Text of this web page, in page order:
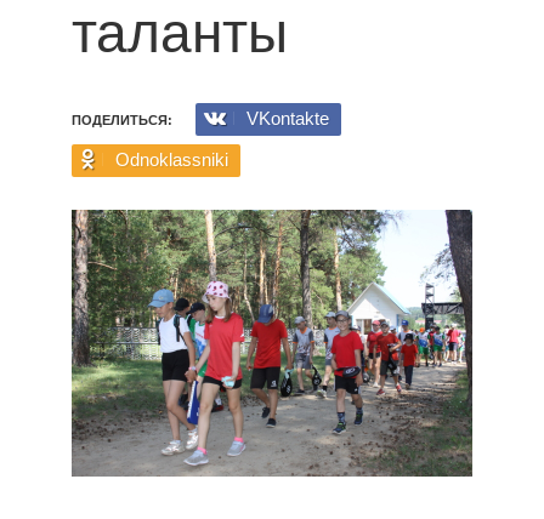
таланты
ПОДЕЛИТЬСЯ:
VKontakte
Odnoklassniki